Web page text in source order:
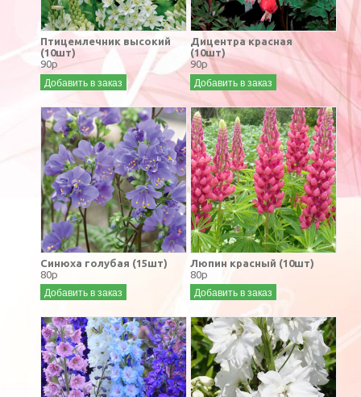
Птицемлечник высокий
(10шт)
90р
Добавить в заказ
Дицентра красная
(10шт)
90р
Добавить в заказ
Синюха голубая (15шт)
80р
Добавить в заказ
Люпин красный (10шт)
80р
Добавить в заказ